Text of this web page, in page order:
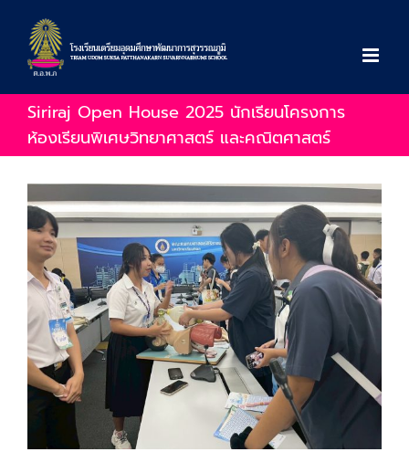
content
Siriraj Open House 2025 นักเรียนโครงการ
ห้องเรียนพิเศษวิทยาศาสตร์ และคณิตศาสตร์
View
Larger
Image